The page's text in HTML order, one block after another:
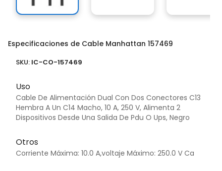
Especificaciones de Cable Manhattan 157469
SKU: IC-CO-157469
Uso
Cable De Alimentación Dual Con Dos Conectores C13
Hembra A Un C14 Macho, 10 A, 250 V, Alimenta 2
Dispositivos Desde Una Salida De Pdu O Ups, Negro
Otros
Corriente Máxima: 10.0 A,voltaje Máximo: 250.0 V Ca